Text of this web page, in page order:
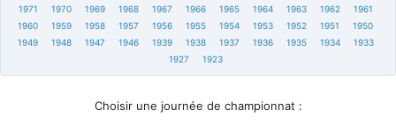
1971
1970 1969 1968 1967 1966 1965 1964 1963 1962
1961
1960
1959 1958 1957 1956 1955 1954 1953 1952 1951
1950
1949
1948 1947 1946 1939 1938 1937 1936 1935 1934
1933
1927
1923
Choisir une journée de championnat :